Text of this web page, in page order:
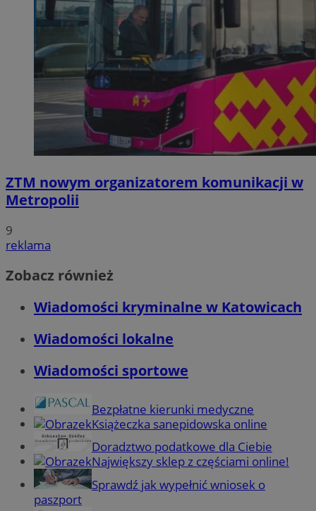
ZTM nowym organizatorem komunikacji w
Metropolii
9
reklama
Zobacz również
Wiadomości kryminalne w Katowicach
Wiadomości lokalne
Wiadomości sportowe
Bezpłatne kierunki medyczne
Książeczka sanepidowska online
Doradztwo podatkowe dla Ciebie
Największy sklep z częściami online!
Sprawdź jak wypełnić wniosek o
paszport